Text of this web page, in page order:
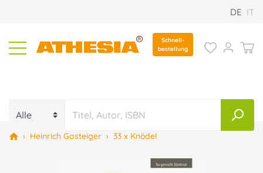
DE IT
Schnell-
bestellung
› Heinrich Gasteiger › 33 x Knödel